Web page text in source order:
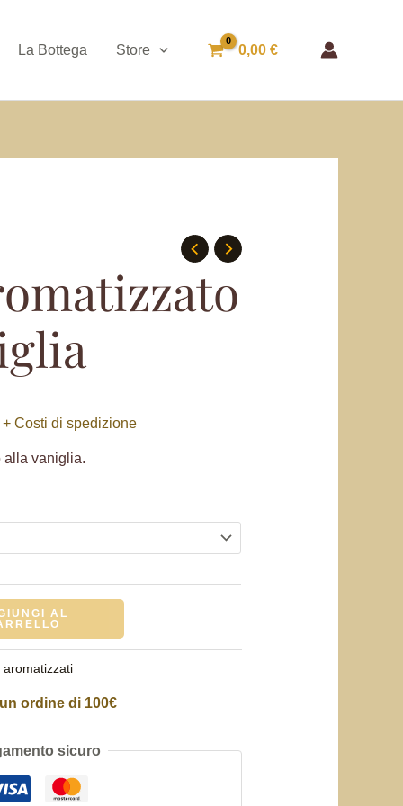
La Bottega Store 0,00 €
+ Costi di spedizione
alla vaniglia.
AL
aromatizzati
ordine di 100€
sicuro